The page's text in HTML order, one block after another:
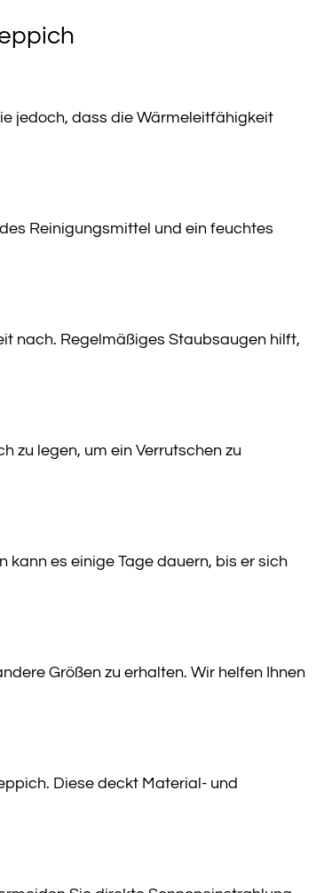
jedoch, dass die Wärmeleitfähigkeit
Reinigungsmittel und ein feuchtes
nach. Regelmäßiges Staubsaugen hilft,
zu legen, um ein Verrutschen zu
es einige Tage dauern, bis er sich
Größen zu erhalten. Wir helfen Ihnen
Diese deckt Material- und